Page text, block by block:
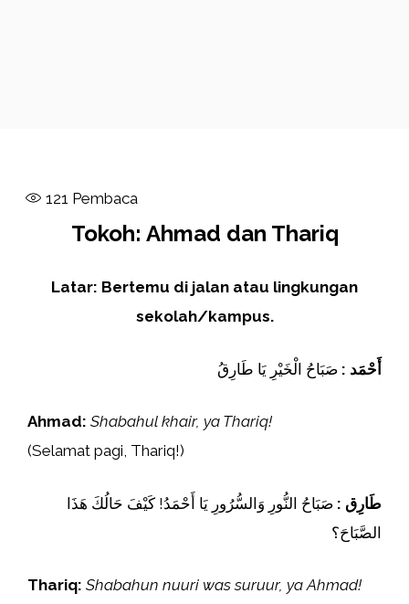
121 Pembaca
Tokoh: Ahmad dan Thariq
Latar: Bertemu di jalan atau lingkungan
sekolah/kampus.
أَحْمَد : صَبَاحُ الْخَيْرِ يَا طَارِقُ
Ahmad: Shabahul khair, ya Thariq!
(Selamat pagi, Thariq!)
طَارِق : صَبَاحُ النُّورِ وَالسُّرُورِ يَا أَحْمَدُ! كَيْفَ حَالُكَ هَذَا
الصَّبَاحَ؟
Thariq: Shabahun nuuri was suruur, ya Ahmad!